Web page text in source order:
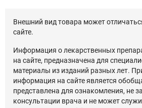
Внешний вид товара может
сайте.
Информация о лекарственных
на сайте, предназначена для
материалы из изданий разных лет.
информация на сайте является
представлена для ознакомления, не
консультации врача и не может